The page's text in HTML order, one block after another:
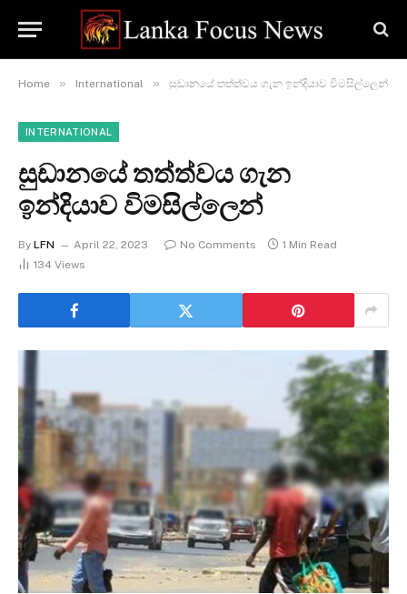
Home » International » සුඩානයේ තත්ත්වය ගැන ඉන්දියාව විමසිල්ලෙන්
INTERNATIONAL
සුඩානයේ තත්ත්වය ගැන
ඉන්දියාව විමසිල්ලෙන්
By LFN April 22, 2023 No Comments
1 Min Read
134 Views